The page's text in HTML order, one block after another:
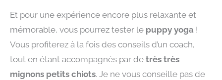
Et pour une expérience encore plus relaxante et
mémorable, vous pourrez tester le puppy yoga !
Vous profiterez à la fois des conseils d’un coach,
tout en étant accompagnés par de très très
mignons petits chiots. Je ne vous conseille pas de